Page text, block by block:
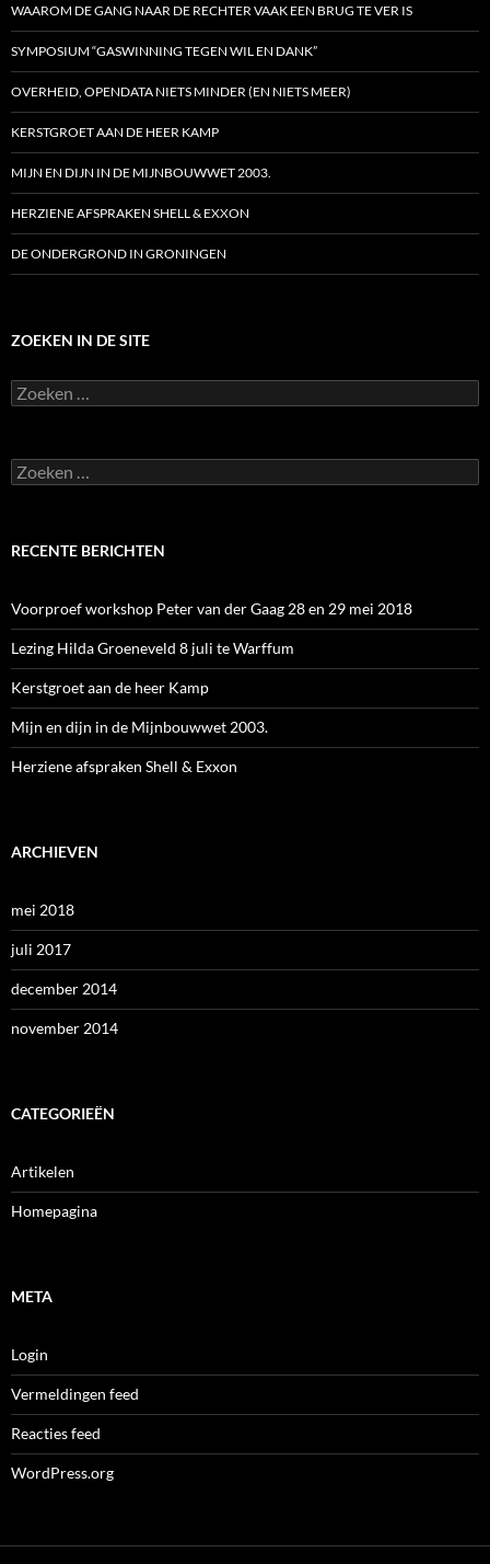
WAAROM DE GANG NAAR DE RECHTER VAAK EEN BRUG TE VER IS
SYMPOSIUM “GASWINNING TEGEN WIL EN DANK”
OVERHEID, OPENDATA NIETS MINDER (EN NIETS MEER)
KERSTGROET AAN DE HEER KAMP
MIJN EN DIJN IN DE MIJNBOUWWET 2003.
HERZIENE AFSPRAKEN SHELL & EXXON
DE ONDERGROND IN GRONINGEN
ZOEKEN IN DE SITE
Zoeken
naar:
Zoeken
naar:
RECENTE BERICHTEN
Voorproef workshop Peter van der Gaag 28 en 29 mei 2018
Lezing Hilda Groeneveld 8 juli te Warffum
Kerstgroet aan de heer Kamp
Mijn en dijn in de Mijnbouwwet 2003.
Herziene afspraken Shell & Exxon
ARCHIEVEN
mei 2018
juli 2017
december 2014
november 2014
CATEGORIEËN
Artikelen
Homepagina
META
Login
Vermeldingen feed
Reacties feed
WordPress.org